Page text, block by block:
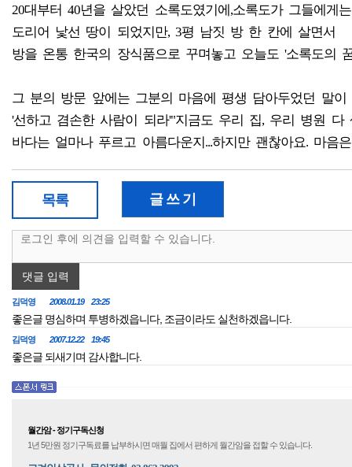
20대부터 40년을 살았던 소록도였기에,소록도가 그들에게
도리어 낯선 땅이 되었지만, 3평 남짓 방 한 칸에 살면서
방을 온통 한국의 장식품으로 꾸며놓고 오늘도 '소록도의
그 분의 방문 앞에는 그분의 마음에 평생 담아두었던 말이
'선하고 겸손한 사람이 되라'"지금도 우리 집, 우리 병원 다
바다는 얼마나 푸르고 아름다운지...하지만 괜찮아요. 마
목록 글 쓰 기
댓글 입력
김덕영 2008.01.19 23:25
좋은글 명심하며 투병하겠읍니다, 조금이라도 실천하겠읍니다.
김덕영 2007.12.22 19:45
좋은글 되새기며 감사합니다.
월간암 - 정기구독신청
1년 5만원 정기구독료를 납부하시면 매월 집에서 편하게 월간암을 접할 수 있습니다.